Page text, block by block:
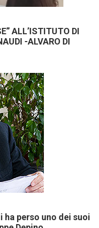
ALL’ISTITUTO DI
-ALVARO DI
perso uno dei suoi